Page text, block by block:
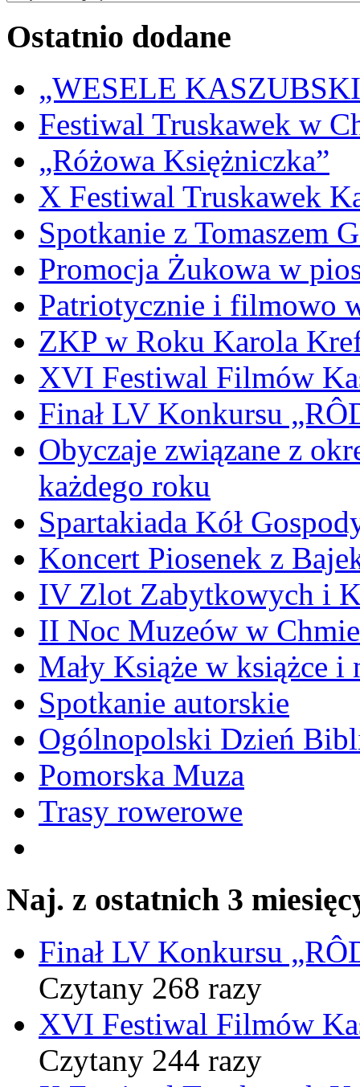
Ostatnio dodane
„WESELE
Festiwal Truskawek w
„Różowa Księżniczka”
X Festiwal Truskawek
Spotkanie z Tomaszem
Promocja Żukowa w
Patriotycznie i filmowo
ZKP w Roku Karola
XVI Festiwal Filmów
Finał LV Konkursu
Obyczaje związane z
każdego roku
Spartakiada Kół
Koncert Piosenek z
IV Zlot Zabytkowych i
II Noc Muzeów w
Mały Książe w książce i
Spotkanie autorskie
Ogólnopolski Dzień
Pomorska Muza
Trasy rowerowe
Naj. z ostatnich 3
Finał LV Konkursu
Czytany 268 razy
XVI Festiwal Filmów
Czytany 244 razy